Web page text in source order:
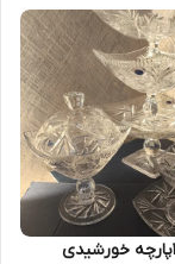
سرویس 16پارچه خورشیدی